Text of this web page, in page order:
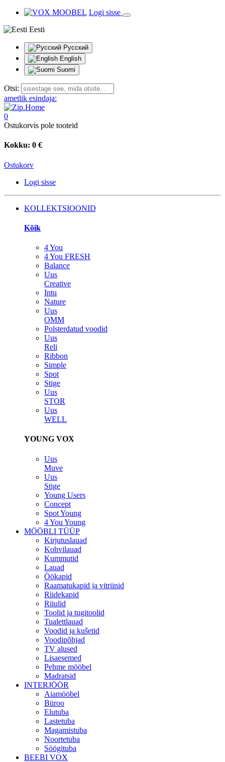
Logi sisse
Eesti
Русский
English
Suomi
Otsi:
ametlik esindaja:
0
Ostukorvis pole tooteid
Kokku: 0 €
Ostukorv
Logi sisse
KOLLEKTSIOONID
Kõik
4 You
4 You FRESH
Balance
Uus
Creative
Intu
Nature
Uus
OMM
Polsterdatud voodid
Uus
Reli
Ribbon
Simple
Spot
Stige
Uus
STOR
Uus
WELL
YOUNG VOX
Uus
Muve
Uus
Stige
Young Users
Concept
Spot Young
4 You Young
MÖÖBLI TÜÜP
Kirjutuslauad
Kohvilauad
Kummutid
Lauad
Öökapid
Raamatukapid ja vitriinid
Riidekapid
Riiulid
Toolid ja tugitoolid
Tualettlauad
Voodid ja kušetid
Voodipõhjad
TV alused
Lisaesemed
Pehme mööbel
Madratsid
INTERJÖÖR
Aiamööbel
Büroo
Elutuba
Lastetuba
Magamistuba
Noortetuba
Söögituba
BEEBI VOX